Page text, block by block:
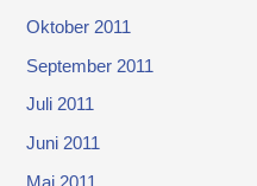
Oktober 2011
September 2011
Juli 2011
Juni 2011
Mai 2011